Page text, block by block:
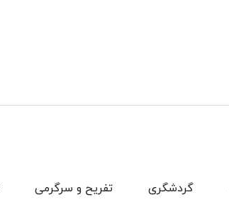
تفریح و سرگرمی گردشگری